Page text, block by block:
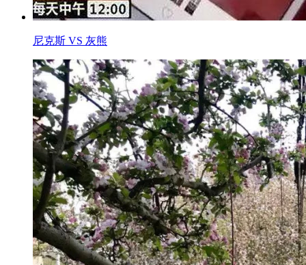
尼克斯 VS 灰熊